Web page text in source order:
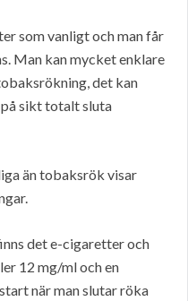
som vanligt och man får
Man kan mycket enklare
det kan
på sikt totalt sluta
än tobaksrök visar
det e-cigaretter och
12 mg/ml och en
när man slutar röka